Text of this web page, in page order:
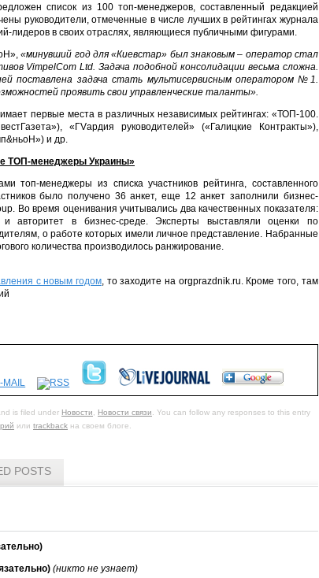
список из 100 топ-менеджеров, составленный редакцией
руководители, отмеченные в числе лучших в рейтингах журнала
лидеров в своих отраслях, являющиеся публичными фигурами.
«минувший год для«Киевстар» был знаковым – оператор стал
VimpelCom Ltd. Задача подобной консолидации весьма сложна.
поставлена задача стать мультисервисным оператором №1.
проявить свои управленческие таланты».
первые места в различных независимых рейтингах: «ТОП-100.
«ГVардия руководителей» («Галицкие Контракты»),
и др.
ТОП-менеджеры Украины»
топ-менеджеры из списка участников рейтинга, составленного
было получено 36 анкет, еще 12 анкет заполнили бизнес-
Во время оценивания учитывались два качественных показателя:
авторитет в бизнес-среде. Эксперты выставляли оценки по
о работе которых имели личное представление. Набранные
количества производилось ранжирование.
с новым годом, то заходите на orgprazdnik.ru. Кроме того, там
is filed under Новости, Новости связи. You can follow any responses to this entry
или trackback на своем блоге.
POSTS
(никто не узнает)